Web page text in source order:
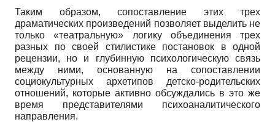
Таким образом, сопоставление этих трех
драматических произведений позволяет выделить не
только «театральную» логику объединения трех
разных по своей стилистике постановок в одной
рецензии, но и глубинную психологическую связь
между ними, основанную на сопоставлении
социокультурных архетипов детско-родительских
отношений, которые активно обсуждались в это же
время представителями психоаналитического
направления.